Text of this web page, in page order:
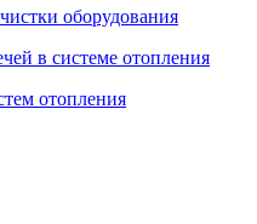
оборудования
в системе отопления
отопления